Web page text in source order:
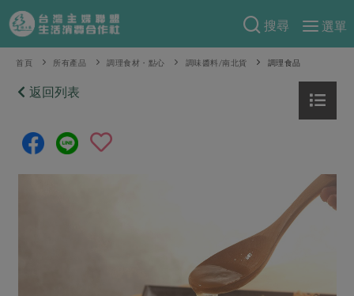
搜尋
選單
產品分類
當季蔬果
芽苗類
辛香料類
米麵雜糧
食譜料理
食材
特別企畫
預購活動
綠主張
一籃菜真心話
合作聯合國
首頁 所有產品 調理食材・點心 調味醬料/南北貨 調理食品
返回列表